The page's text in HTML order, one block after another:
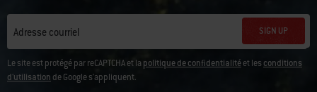
Adresse courriel SIGN UP
Le site est protégé par reCAPTCHA et la politique de confidentialitéet les conditions
d'utilisation de Google s'appliquent.